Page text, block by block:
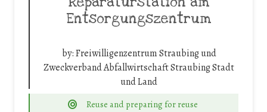
Entsorgungszentrum
by:Freiwilligenzentrum Straubing und
Zweckverband Abfallwirtschaft Straubing Stadt
und Land
Reuse and preparing for reuse